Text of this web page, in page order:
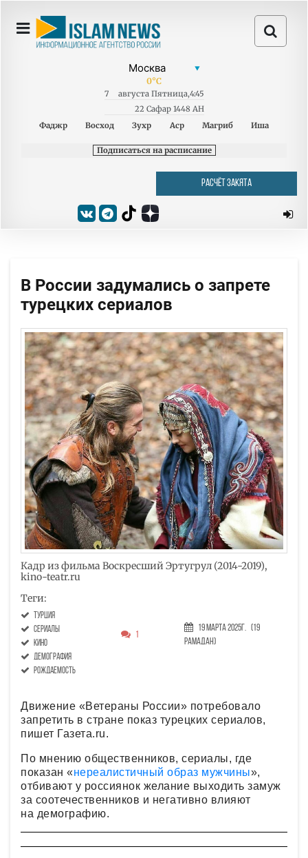
0°C
7 августа Пятница,4:45
22 Сафар 1448 AH
Фаджр
Восход Зухр Аср Магриб Иша
Подписаться на расписание
РАСЧЁТ ЗАКЯТА
В России задумались о запрете
турецких сериалов
Кадр из фильма Воскресший Эртугрул (2014-2019),
kino-teatr.ru
Теги:
Турция
сериалы
кино
демография
рождаемость
1
19 Марта 2025г. (19
Рамадан)
Движение «Ветераны России» потребовало
запретить в стране показ турецких сериалов,
пишет Газета.ru.
По мнению общественников, сериалы, где
показан «нереалистичный образ мужчины»,
отбивают у россиянок желание выходить замуж
за соотечественников и негативно влияют
на демографию.